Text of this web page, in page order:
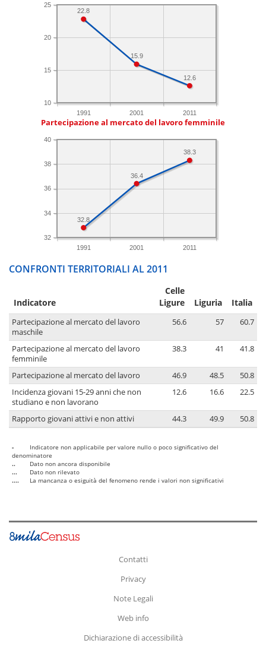
1991 2001 2011
10
15
20
25
12.6
15.9
22.8
Partecipazione al mercato del lavoro femminile
1991 2001 2011
32
34
36
38
40
38.3
36.4
32.8
CONFRONTI TERRITORIALI AL 2011
Indicatore
Celle
Ligure
Liguria Italia
Partecipazione al mercato del lavoro
maschile
56.6 57 60.7
Partecipazione al mercato del lavoro
femminile
38.3 41 41.8
Partecipazione al mercato del lavoro 46.9 48.5
50.8
Incidenza giovani 15-29 anni che non
studiano e non lavorano
12.6 16.6 22.5
Rapporto giovani attivi e non attivi 44.3 49.9 50.8
-
Indicatore non applicabile per valore nullo o poco significativo del
denominatore
..
Dato non ancora disponibile
...
Dato non rilevato
....
La mancanza o esiguità del fenomeno rende i valori non significativi
Contatti
Privacy
Note Legali
Web info
Dichiarazione di accessibilità